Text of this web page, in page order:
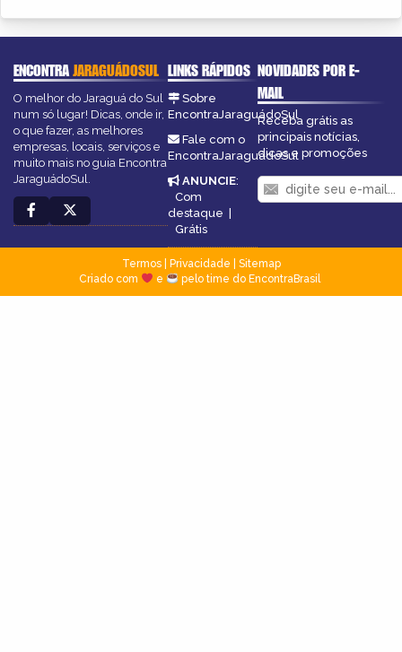
ENCONTRAJARAGUÁDOSUL
O melhor do Jaraguá do Sul
num só lugar! Dicas, onde ir,
o que fazer, as melhores
empresas, locais, serviços e
muito mais no guia Encontra
JaraguádoSul.
LINKS RÁPIDOS
Sobre
EncontraJaraguádoSul
Fale com o
EncontraJaraguádoSul
ANUNCIE:
Com
destaque |
Grátis
NOVIDADES POR E-
MAIL
Receba grátis as
principais notícias,
dicas e promoções
Termos| Privacidade
Sitemap
Criado com
e pelo time do EncontraBrasil